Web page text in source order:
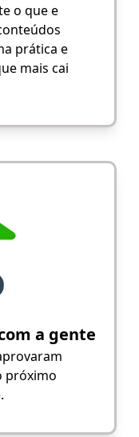
o que e
prática e
mais cai
a gente
próximo